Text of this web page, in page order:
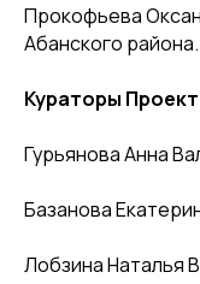
Прокофьева
Абанского района.
Кураторы
Гурьянова Анна
Базанова
Лобзина Наталья